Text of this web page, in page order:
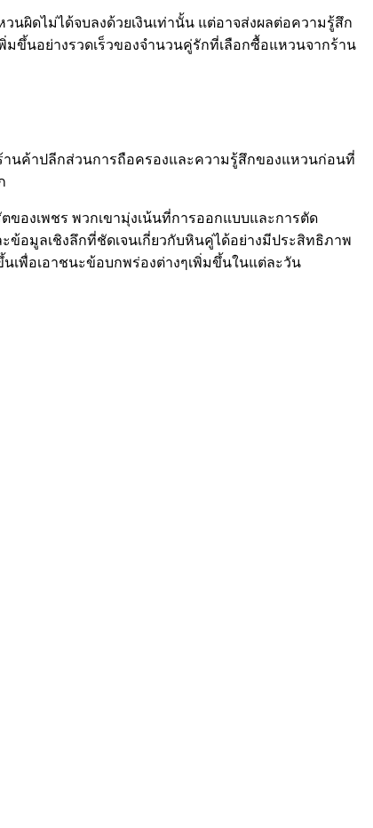
ผิดไม่ได้จบลงด้วยเงินเท่านั้น แต่อาจส่งผลต่อความรู้สึก
ขึ้นอย่างรวดเร็วของจำนวนคู่รักที่เลือกซื้อแหวนจากร้าน
านค้าปลีกส่วนการถือครองและความรู้สึกของแหวนก่อนที่
องเพชร พวกเขามุ่งเน้นที่การออกแบบและการตัด
อมูลเชิงลึกที่ชัดเจนเกี่ยวกับหินคู่ได้อย่างมีประสิทธิภาพ
เพื่อเอาชนะข้อบกพร่องต่างๆเพิ่มขึ้นในแต่ละวัน